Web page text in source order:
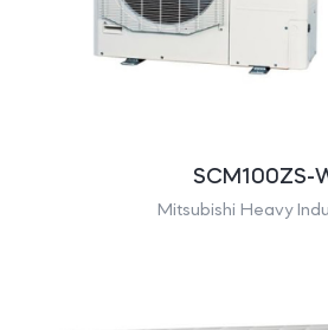
SCM100ZS-
Mitsubishi Heavy